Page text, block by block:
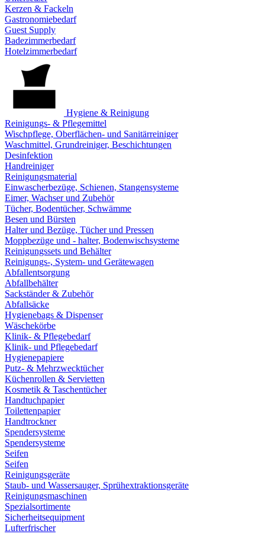
Kerzen & Fackeln
Gastronomiebedarf
Guest Supply
Badezimmerbedarf
Hotelzimmerbedarf
Hygiene & Reinigung
Reinigungs- & Pflegemittel
Wischpflege, Oberflächen- und Sanitärreiniger
Waschmittel, Grundreiniger, Beschichtungen
Desinfektion
Handreiniger
Reinigungsmaterial
Einwascherbezüge, Schienen, Stangensysteme
Eimer, Wachser und Zubehör
Tücher, Bodentücher, Schwämme
Besen und Bürsten
Halter und Bezüge, Tücher und Pressen
Moppbezüge und - halter, Bodenwischsysteme
Reinigungssets und Behälter
Reinigungs-, System- und Gerätewagen
Abfallentsorgung
Abfallbehälter
Sackständer & Zubehör
Abfallsäcke
Hygienebags & Dispenser
Wäschekörbe
Klinik- & Pflegebedarf
Klinik- und Pflegebedarf
Hygienepapiere
Putz- & Mehrzwecktücher
Küchenrollen & Servietten
Kosmetik & Taschentücher
Handtuchpapier
Toilettenpapier
Handtrockner
Spendersysteme
Spendersysteme
Seifen
Seifen
Reinigungsgeräte
Staub- und Wassersauger, Sprühextraktionsgeräte
Reinigungsmaschinen
Spezialsortimente
Sicherheitsequipment
Lufterfrischer